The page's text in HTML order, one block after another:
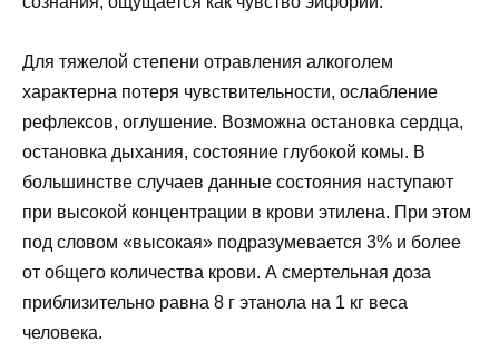
Для тяжелой степени отравления алкоголем
характерна потеря чувствительности, ослабление
рефлексов, оглушение. Возможна остановка сердца,
остановка дыхания, состояние глубокой комы. В
большинстве случаев данные состояния наступают
при высокой концентрации в крови этилена. При этом
под словом «высокая» подразумевается 3% и более
от общего количества крови. А смертельная доза
приблизительно равна 8 г этанола на 1 кг веса
человека.